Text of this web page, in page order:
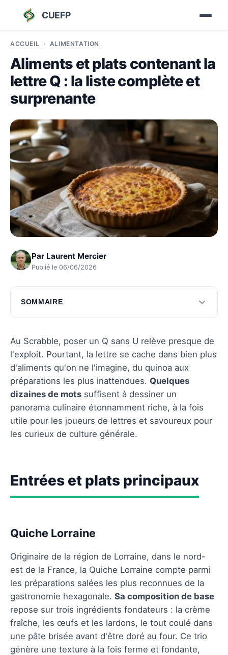
CUEFP
ACCUEIL ALIMENTATION
Aliments et plats contenant la
lettre Q : la liste complète et
surprenante
Par Laurent Mercier
Publié le 06/06/2026
SOMMAIRE
Entrées et plats principaux
Accompagnements savoureux
Desserts délicieux
Boissons et cocktails
Épices et condiments
Questions fréquentes
Au Scrabble, poser un Q sans U relève presque de
l'exploit. Pourtant, la lettre se cache dans bien plus
d'aliments qu'on ne l'imagine, du quinoa aux
préparations les plus inattendues. Quelques
dizaines de mots suffisent à dessiner un
panorama culinaire étonnamment riche, à la fois
utile pour les joueurs de lettres et savoureux pour
les curieux de culture générale.
Entrées et plats principaux
Quiche Lorraine
Originaire de la région de Lorraine, dans le nord-
est de la France, la Quiche Lorraine compte parmi
les préparations salées les plus reconnues de la
gastronomie hexagonale. Sa composition de base
repose sur trois ingrédients fondateurs : la crème
fraîche, les œufs et les lardons, le tout coulé dans
une pâte brisée avant d'être doré au four. Ce trio
génère une texture à la fois ferme et fondante,